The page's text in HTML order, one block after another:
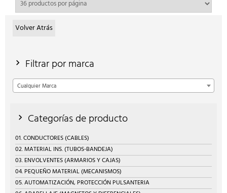
Volver Atrás
Filtrar por marca
Cualquier Marca
Categorías de producto
01. CONDUCTORES (CABLES)
02. MATERIAL INS. (TUBOS-BANDEJA)
03. ENVOLVENTES (ARMARIOS Y CAJAS)
04. PEQUEÑO MATERIAL (MECANISMOS)
05. AUTOMATIZACIÓN, PROTECCIÓN PULSANTERIA